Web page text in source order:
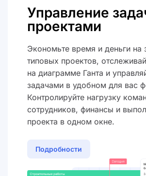
Управление
проектами
Экономьте время и деньги на
типовых проектов,
на диаграмме Ганта и
задачами в удобном для вас
Контролируйте нагрузку
сотрудников, финансы и
проекта в одном окне.
Подробности